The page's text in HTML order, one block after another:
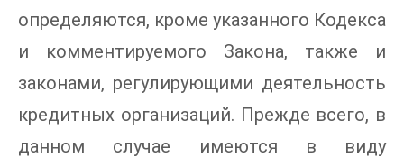
определяются, кроме указанного Кодекса
и комментируемого Закона, также и
законами, регулирующими деятельность
кредитных организаций. Прежде всего, в
данном случае имеются в виду